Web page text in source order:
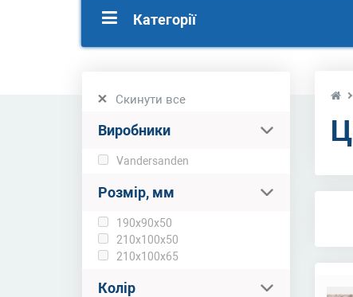
Категорії
Скинути все
Виробники
Vandersanden
Розмір, мм
190х90х50
210х100х50
210х100х65
Колір